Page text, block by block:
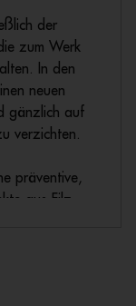
der
zum Werk
In den
neuen
gänzlich auf
verzichten.
präventive,
aus Filz,